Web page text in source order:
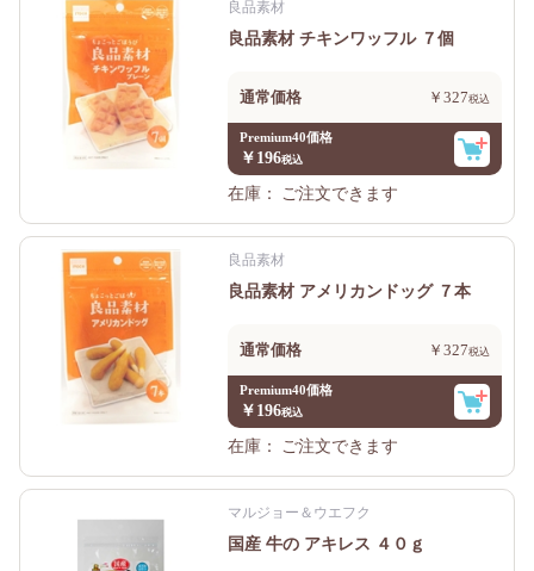
良品素材
良品素材 チキンワッフル ７個
通常価格 ￥327
Premium40価格
￥196
在庫：
ご注文できます
良品素材
良品素材 アメリカンドッグ ７本
通常価格 ￥327
Premium40価格
￥196
在庫：
ご注文できます
マルジョー＆ウエフク
国産 牛の アキレス ４０ｇ